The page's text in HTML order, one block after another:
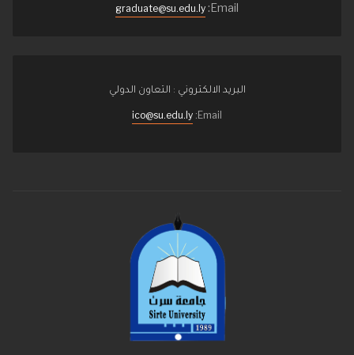
Email:
graduate@su.edu.ly
البريد الالكتروني : التعاون الدولي
Email:
ico@su.edu.ly